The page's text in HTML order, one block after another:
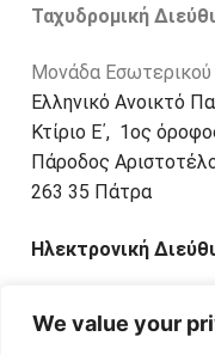
We value your
Ν. 4957/2022
Διεθνή Πρότυπα
Αρχές Κώδικα
Ελεγκτών
Κώδικας
ΕΑΔ 01/2021
Κώδικας
ΕΑΠ 11/2023
Πρότυπο
Ελεγκτών ΦΕΚ
Ημερίδα
Συγκρότηση
ΑΠΟΦΑΣΗ
Ε.Α.Π.
Ταχυδρομική
Μονάδα
Ελληνικό Ανοικτό
Κτίριο Ε΄, 1ος
Πάροδος
263 35 Πάτρα
Ηλεκτρονική